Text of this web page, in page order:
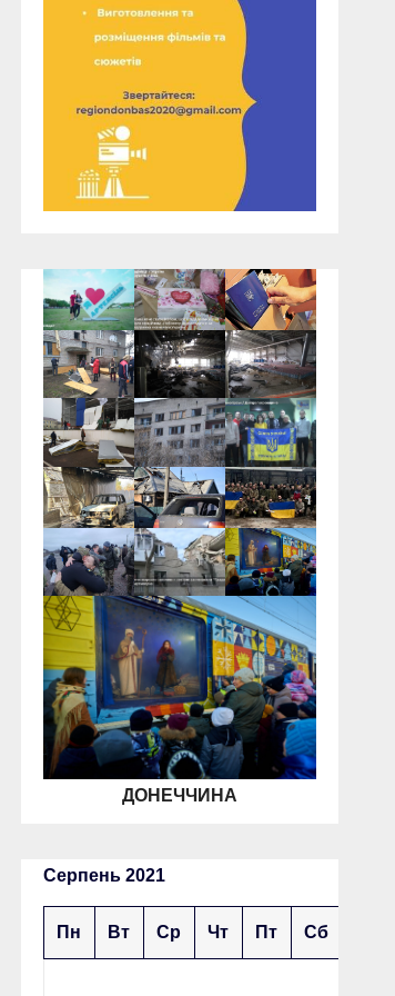
ДОНЕЧЧИНА
Серпень 2021
Пн Вт Ср Чт Пт Сб